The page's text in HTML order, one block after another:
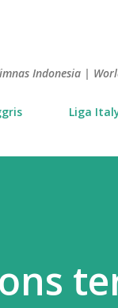
Indonesia |
Liga